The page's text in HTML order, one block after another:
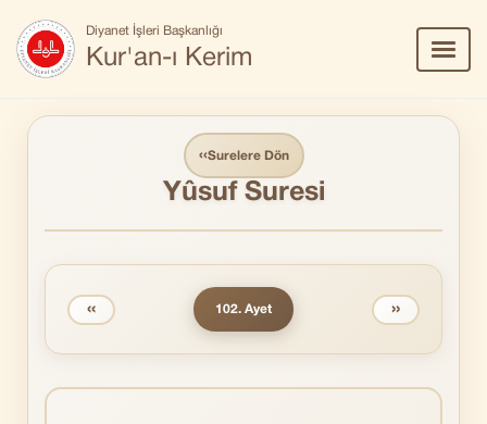
Diyanet İşleri Başkanlığı
Kur'an-ı Kerim
Aç/
‹‹Surelere Dön
Yûsuf Suresi
‹‹ 102. Ayet ››